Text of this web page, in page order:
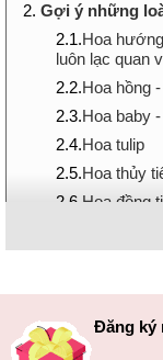
2. Gợi ý những
2.1.Hoa
luôn lạc quan
2.2.Hoa hồng
2.3.Hoa baby
2.4.Hoa tulip
2.5.Hoa thủy
2.6. Hoa đồng
Gợi ý những
Ý nghĩa
em gái?Đăng ký